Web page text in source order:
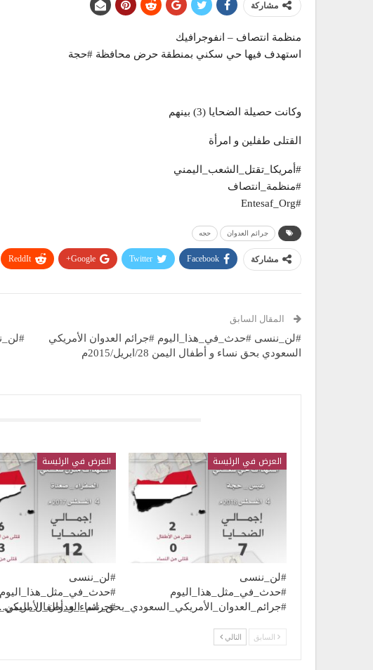
مشاركة
منظمة انتصاف – انفوجرافيك
استهدف فيها حي سكني بمنطقة حرض محافظة #حجة
وكانت حصيلة الضحايا (3) بينهم
القتلى طفلين و امرأة
#أمريكا_تقتل_الشعب_اليمني
#منظمة_انتصاف
#Entesaf_Org
جرائم العدوان حجه
مشاركة Facebook
Twitter
Google+
ReddIt
المقال السابق
#لن_ننسى #حدث_في_هذا_اليوم #جرائم العدوان الأمريكي
السعودي بحق نساء و أطفال اليمن 28/ابريل/2015م
العرض في الرئيسة
#لن_ننسى
#حدث_في_مثل_هذا_اليوم
العرض في الرئيسة
#لن_ننسى
#حدث_في_مثل_هذا_اليوم
السابق التالي